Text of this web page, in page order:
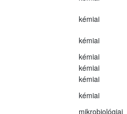
kémiai
kémiai
kémiai
kémiai
kémiai
kémiai
mikrobiológiai